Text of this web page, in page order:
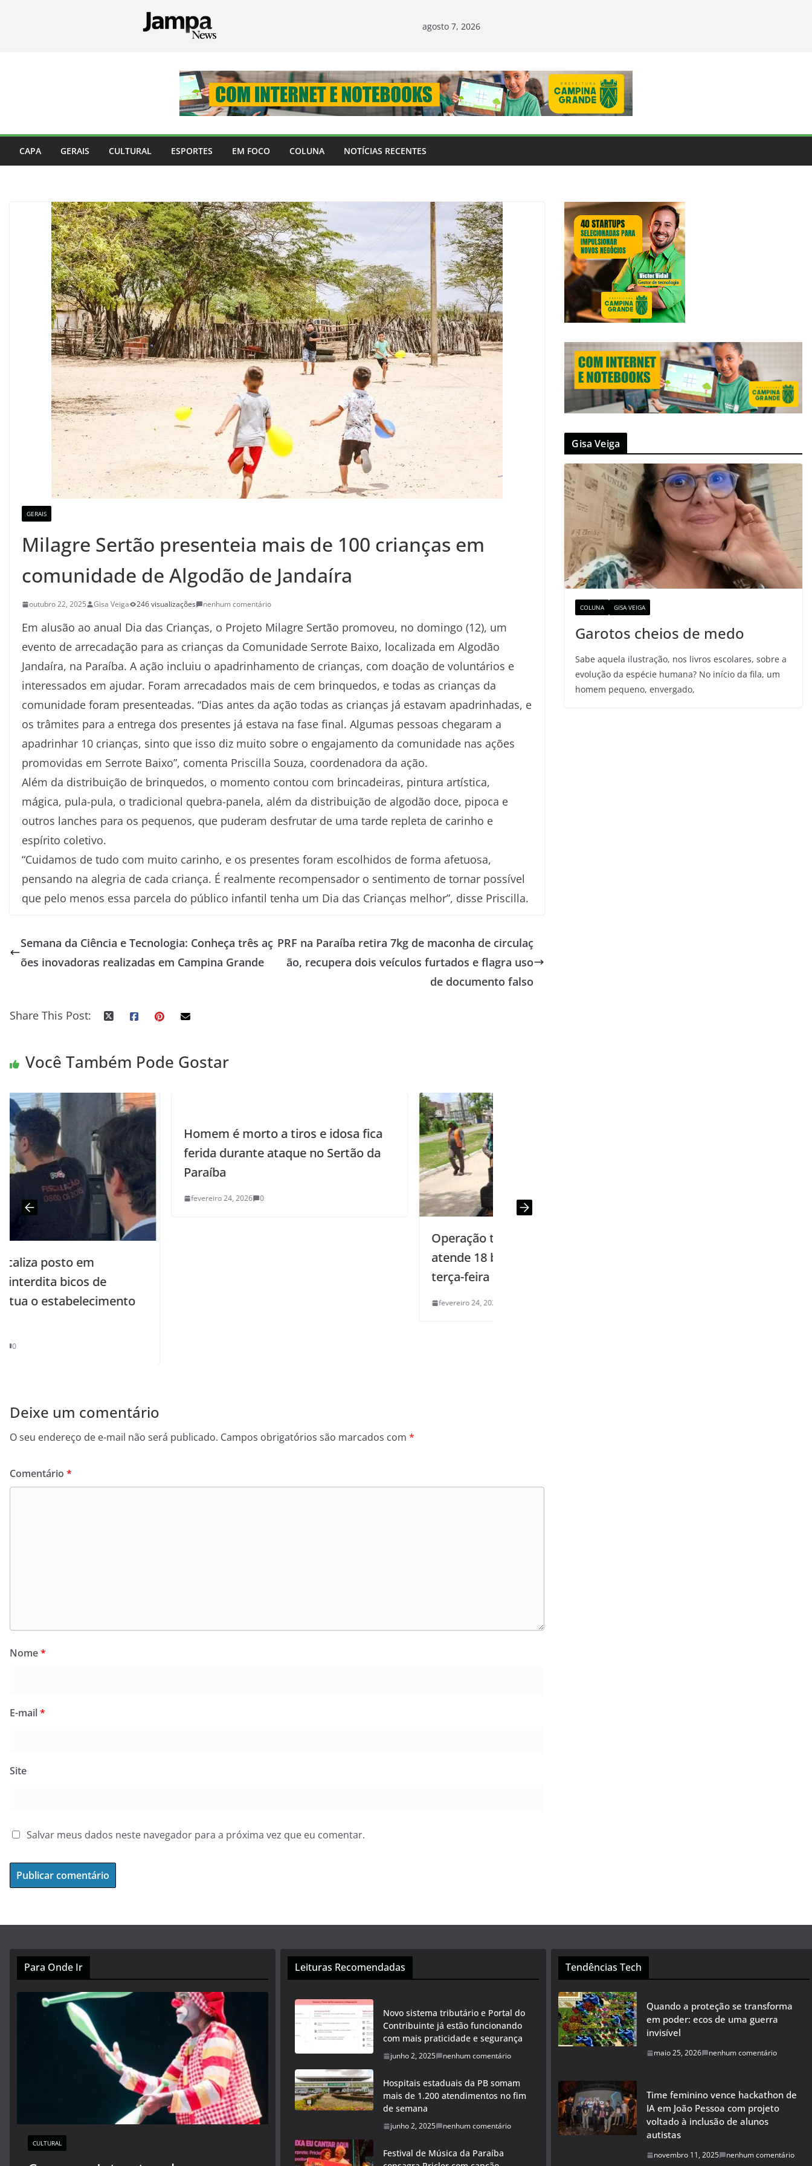
agosto 7, 2026
CAPA GERAIS CULTURAL ESPORTES EM FOCO COLUNA NOTÍCIAS RECENTES
GERAIS
Milagre Sertão presenteia mais de 100 crianças em
comunidade de Algodão de Jandaíra
outubro 22, 2025 Gisa Veiga 246 visualizações nenhum comentário
Em alusão ao anual Dia das Crianças, o Projeto Milagre Sertão promoveu, no domingo (12), um
evento de arrecadação para as crianças da Comunidade Serrote Baixo, localizada em Algodão
Jandaíra, na Paraíba. A ação incluiu o apadrinhamento de crianças, com doação de voluntários e
interessados em ajudar. Foram arrecadados mais de cem brinquedos, e todas as crianças da
comunidade foram presenteadas. “Dias antes da ação todas as crianças já estavam apadrinhadas, e
os trâmites para a entrega dos presentes já estava na fase final. Algumas pessoas chegaram a
apadrinhar 10 crianças, sinto que isso diz muito sobre o engajamento da comunidade nas ações
promovidas em Serrote Baixo”, comenta Priscilla Souza, coordenadora da ação.
Além da distribuição de brinquedos, o momento contou com brincadeiras, pintura artística,
mágica, pula-pula, o tradicional quebra-panela, além da distribuição de algodão doce, pipoca e
outros lanches para os pequenos, que puderam desfrutar de uma tarde repleta de carinho e
espírito coletivo.
“Cuidamos de tudo com muito carinho, e os presentes foram escolhidos de forma afetuosa,
pensando na alegria de cada criança. É realmente recompensador o sentimento de tornar possível
que pelo menos essa parcela do público infantil tenha um Dia das Crianças melhor”, disse Priscilla.
Semana da Ciência e Tecnologia: Conheça três aç
ões inovadoras realizadas em Campina Grande
PRF na Paraíba retira 7kg de maconha de circulaç
ão, recupera dois veículos furtados e flagra uso
de documento falso
Share This Post:
Você Também Pode Gostar
Homem é morto a tiros e idosa fica
ferida durante ataque no Sertão da
Paraíba
fevereiro 24, 2026 0
Operação tapa-buraco da Seinfra
atende 18 bairros da Capital nesta
Deixe um comentário
O seu endereço de e-mail não será publicado. Campos obrigatórios são marcados com *
Comentário *
Nome*
E-mail*
Site
Salvar meus dados neste navegador para a próxima vez que eu comentar.
Gisa Veiga
COLUNA GISA VEIGA
Garotos cheios de medo
Sabe aquela ilustração, nos livros escolares, sobre a
evolução da espécie humana? No início da fila, um
homem pequeno, envergado,
Para Onde Ir
CULTURAL
Leituras Recomendadas
Novo sistema tributário e Portal do
Contribuinte já estão funcionando
com mais praticidade e segurança
junho 2, 2025 nenhum comentário
Hospitais estaduais da PB somam
mais de 1.200 atendimentos no fim
de semana
junho 2, 2025 nenhum comentário
Festival de Música da Paraíba
Tendências Tech
Quando a proteção se transforma
em poder: ecos de uma guerra
invisível
maio 25, 2026 nenhum comentário
Time feminino vence hackathon de
IA em João Pessoa com projeto
voltado à inclusão de alunos
autistas
novembro 11, 2025 nenhum comentário